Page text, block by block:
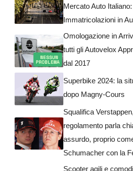
Mercato Auto Italiano:
Immatricolazioni in
Omologazione in
tutti gli Autovelox
dal 2017
Superbike 2024: la
dopo Magny-Cours
Squalifica
regolamento parla
assurdo, proprio
Schumacher con la
Scooter agili e